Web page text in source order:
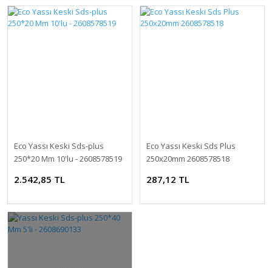
Eco Yassı Keski Sds-plus
250*20 Mm 10'lu - 2608578519
2.542,85 TL
Eco Yassı Keski Sds Plus
250x20mm 2608578518
287,12 TL